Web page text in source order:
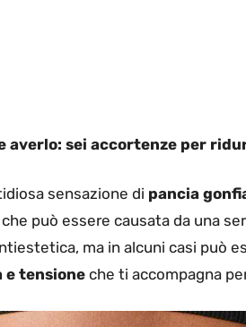
averlo: sei accortenze per
sensazione di pancia
può essere causata da una
ma in alcuni casi può
e tensione che ti accompagna